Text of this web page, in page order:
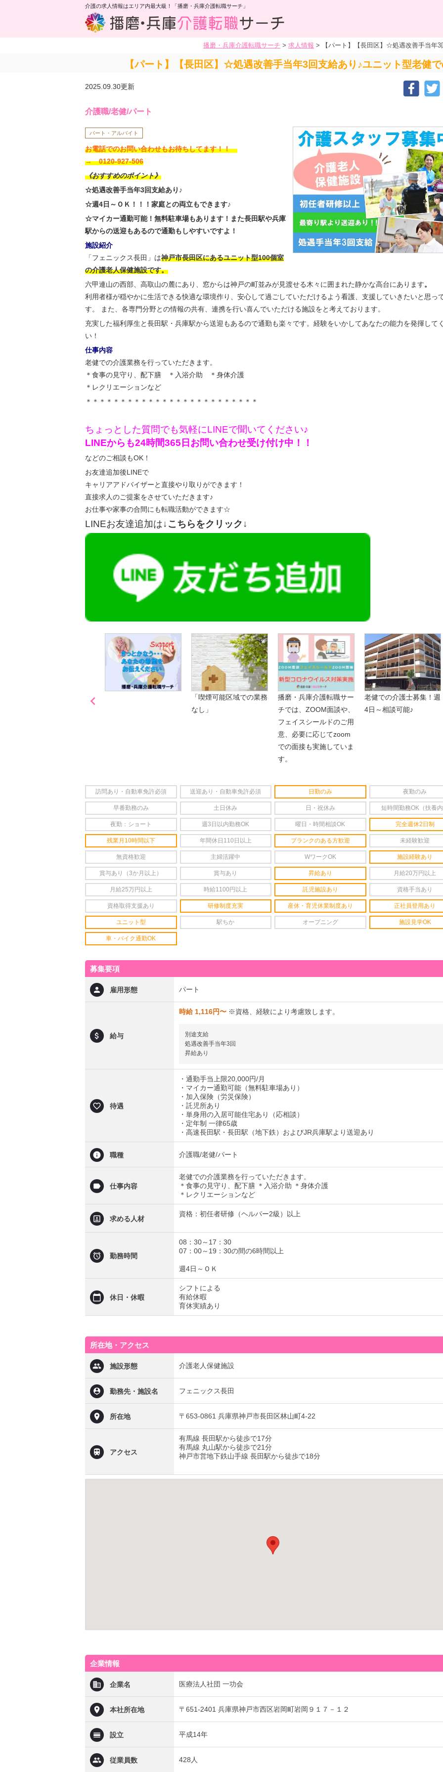
介護の求人情報はエリア内最大級！「播磨・兵庫介護転職サーチ」
播磨・兵庫介護転職サーチ > 求人情報 > 【パート】【長田区】☆処遇改善手当年
【パート】【長田区】☆処遇改善手当年3回支給あり♪ユニット型老健
2025.09.30更新
介護職/老健/パート
パート・アルバイト
お電話でのお問い合わせもお待ちしてます！！
→ 0120-927-506
《おすすめのポイント》
☆処遇改善手当年3回支給あり♪
☆週4日～ＯＫ！！！家庭との両立もできます♪
☆マイカー通勤可能！無料駐車場もあります！また長田駅や兵庫
駅からの送迎もあるので通勤もしやすいですよ！
施設紹介
「フェニックス長田」は神戸市長田区にあるユニット型100個室
の介護老人保健施設です。
六甲連山の西部、高取山の麓にあり、窓からは神戸の町並みが見渡せる木々に囲まれた静かな高台にあります。
利用者様が穏やかに生活できる快適な環境作り、安心して過ごしていただけるよう看護、支援していきたいと思っ
す。 また、各専門分野との情報の共有、連携を行い喜んでいただける施設をと考えております。
充実した福利厚生と長田駅・兵庫駅から送迎もあるので通勤も楽々です。経験をいかしてあなたの能力を発揮して
い！
仕事内容
老健での介護業務を行っていただきます。
＊食事の見守り、配下膳 ＊入浴介助 ＊身体介護
＊レクリエーションなど
＊＊＊＊＊＊＊＊＊＊＊＊＊＊＊＊＊＊＊＊＊＊＊＊＊
ちょっとした質問でも気軽にLINEで聞いてください♪
LINEからも24時間365日お問い合わせ受け付け中！！
などのご相談もOK！
お友達追加後LINEで
キャリアアドバイザーと直接やり取りができます！
直接求人のご提案をさせていただきます♪
お仕事や家事の合間にも転職活動ができます☆
LINEお友達追加は↓こちらをクリック↓
「喫煙可能区域での業務
なし」
播磨・兵庫介護転職サー
チでは、ZOOM面談や、
フェイスシールドのご用
意、必要に応じてzoom
での面接も実施していま
す。
老健での介護士募集！週
4日～相談可能♪

訪問あり・自動車免許必須 送迎あり・自動車免許必須 日勤のみ 夜勤のみ
早番勤務のみ 土日休み 日・祝休み 短時間勤務OK（扶養
夜勤：ショート 週3日以内勤務OK 曜日・時間相談OK 完全週休2日制
残業月10時間以下 年間休日110日以上 ブランクのある方歓迎 未経験歓迎
無資格歓迎 主婦活躍中 WワークOK 施設経験あり
賞与あり（3か月以上） 賞与あり 昇給あり 月給20万円以上
月給25万円以上 時給1100円以上 託児施設あり 資格手当あり
資格取得支援あり 研修制度充実 産休・育児休業制度あり 正社員登用あり
ユニット型 駅ちか オープニング 施設見学OK
車・バイク通勤OK
募集要項
雇用形態 パート
給与
時給 1,116円〜 ※資格、経験により考慮致します。
別途支給
処遇改善手当年3回
昇給あり
待遇
・通勤手当上限20,000円/月
・マイカー通勤可能（無料駐車場あり）
・加入保険（労災保険）
・託児所あり
・単身用の入居可能住宅あり（応相談）
・定年制 一律65歳
・高速長田駅・長田駅（地下鉄）およびJR兵庫駅より送迎あり
職種 介護職/老健/パート
仕事内容
老健での介護業務を行っていただきます。
＊食事の見守り、配下膳 ＊入浴介助 ＊身体介護
＊レクリエーションなど
求める人材
資格：初任者研修（ヘルパー2級）以上
勤務時間
08：30～17：30
07：00～19：30の間の6時間以上
週4日～ＯＫ
休日・休暇
シフトによる
有給休暇
育休実績あり
所在地・アクセス
施設形態 介護老人保健施設
勤務先・施設名 フェニックス長田
所在地 〒653-0861 兵庫県神戸市長田区林山町4-22
アクセス
有馬線 長田駅から徒歩で17分
有馬線 丸山駅から徒歩で21分
神戸市営地下鉄山手線 長田駅から徒歩で18分
企業情報
企業名 医療法人社団 一功会
本社所在地 〒651-2401 兵庫県神戸市西区岩岡町岩岡９１７－１２
設立 平成14年
従業員数 428人